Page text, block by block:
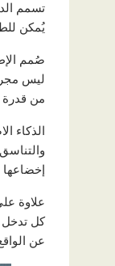
تسمم
يُمكن
صُمم
ليس
من قدرة
الذكاء
علاوة
كل تدخل
عن